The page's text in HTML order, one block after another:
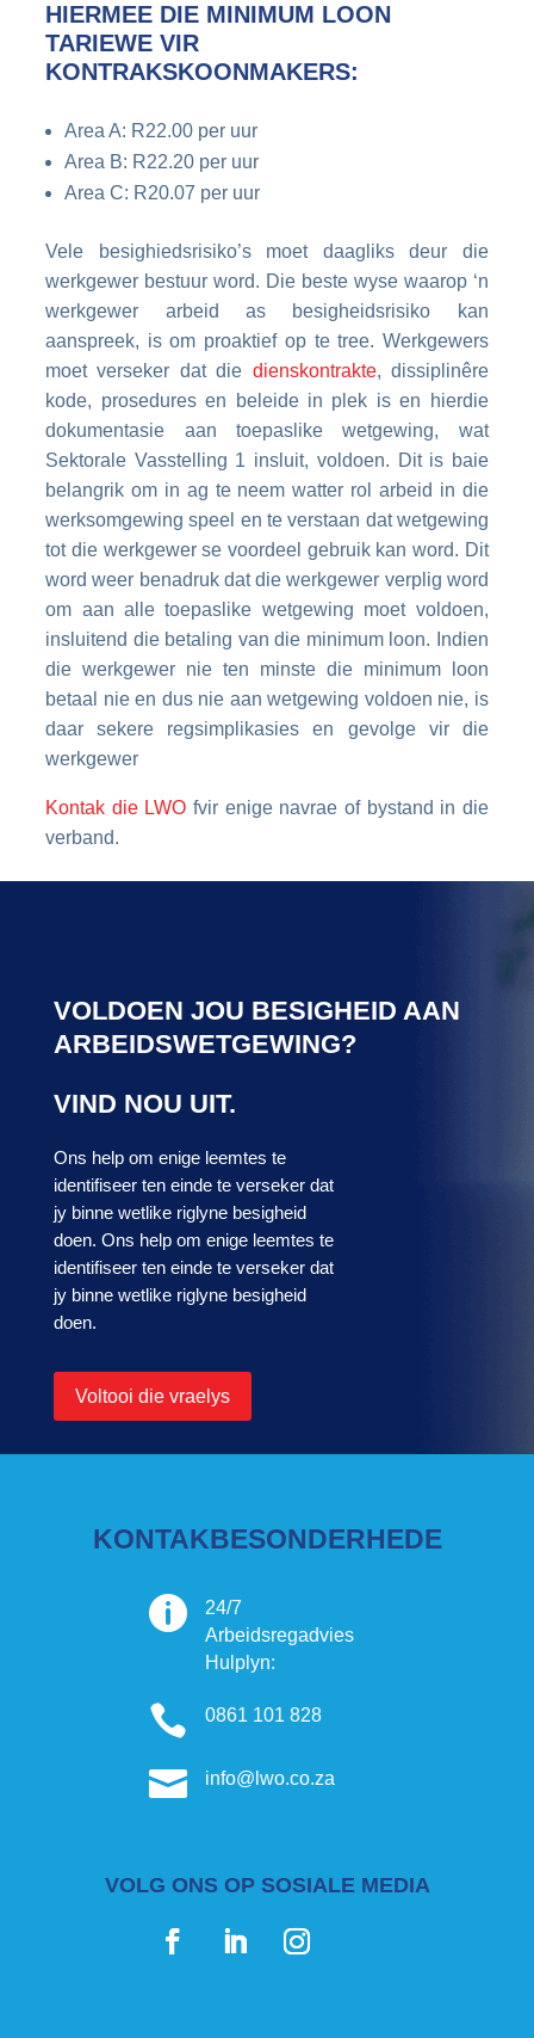
HIERMEE DIE MINIMUM LOON
TARIEWE VIR
KONTRAKSKOONMAKERS:
Area A: R22.00 per uur
Area B: R22.20 per uur
Area C: R20.07 per uur
Vele besighiedsrisiko’s moet daagliks deur die
werkgewer bestuur word. Die beste wyse waarop ‘n
werkgewer arbeid as besigheidsrisiko kan
aanspreek, is om proaktief op te tree. Werkgewers
moet verseker dat die dienskontrakte, dissiplinêre
kode, prosedures en beleide in plek is en hierdie
dokumentasie aan toepaslike wetgewing, wat
Sektorale Vasstelling 1 insluit, voldoen. Dit is baie
belangrik om in ag te neem watter rol arbeid in die
werksomgewing speel en te verstaan dat wetgewing
tot die werkgewer se voordeel gebruik kan word. Dit
word weer benadruk dat die werkgewer verplig word
om aan alle toepaslike wetgewing moet voldoen,
insluitend die betaling van die minimum loon. Indien
die werkgewer nie ten minste die minimum loon
betaal nie en dus nie aan wetgewing voldoen nie, is
daar sekere regsimplikasies en gevolge vir die
werkgewer
Kontak die LWO fvir enige navrae of bystand in die
verband.
VOLDOEN JOU BESIGHEID AAN
ARBEIDSWETGEWING?
VIND NOU UIT.
Ons help om enige leemtes te
identifiseer ten einde te verseker dat
jy binne wetlike riglyne besigheid
doen. Ons help om enige leemtes te
identifiseer ten einde te verseker dat
jy binne wetlike riglyne besigheid
doen.
Voltooi die vraelys
KONTAKBESONDERHEDE

24/7
Arbeidsregadvies
Hulplyn:
 0861 101 828
 info@lwo.co.za
VOLG ONS OP SOSIALE MEDIA